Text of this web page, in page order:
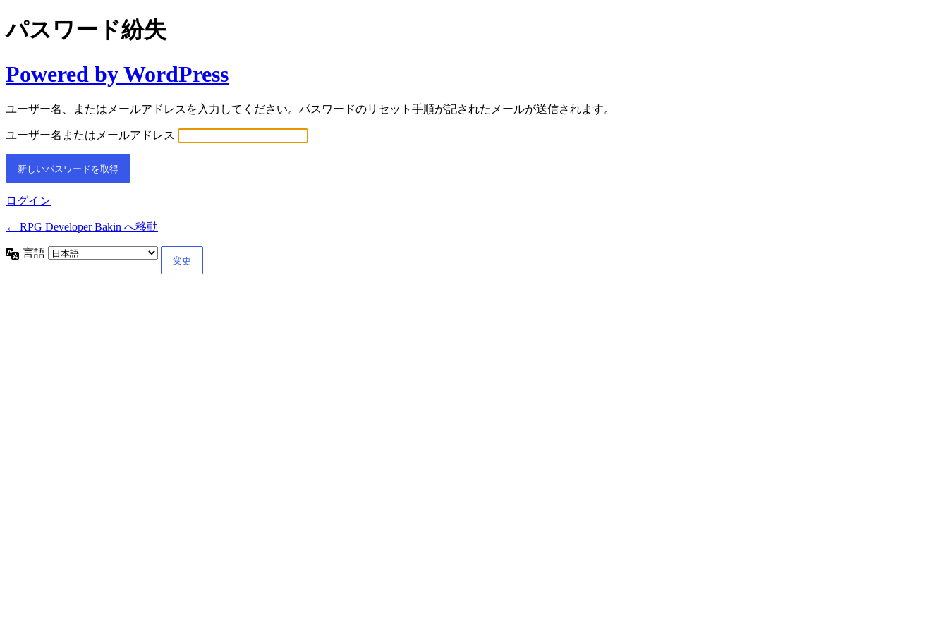
パスワード紛失
Powered by WordPress
ユーザー名、またはメールアドレスを入力してください。パスワードのリセット手順が記されたメールが送信されます。
ユーザー名またはメールアドレス
ログイン
← RPG Developer Bakin へ移動
言語